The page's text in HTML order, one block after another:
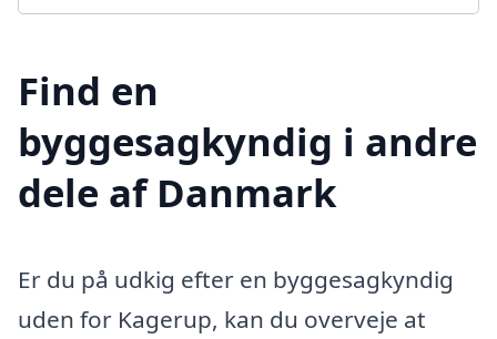
Find en
byggesagkyndig i andre
dele af Danmark
Er du på udkig efter en byggesagkyndig
uden for Kagerup, kan du overveje at